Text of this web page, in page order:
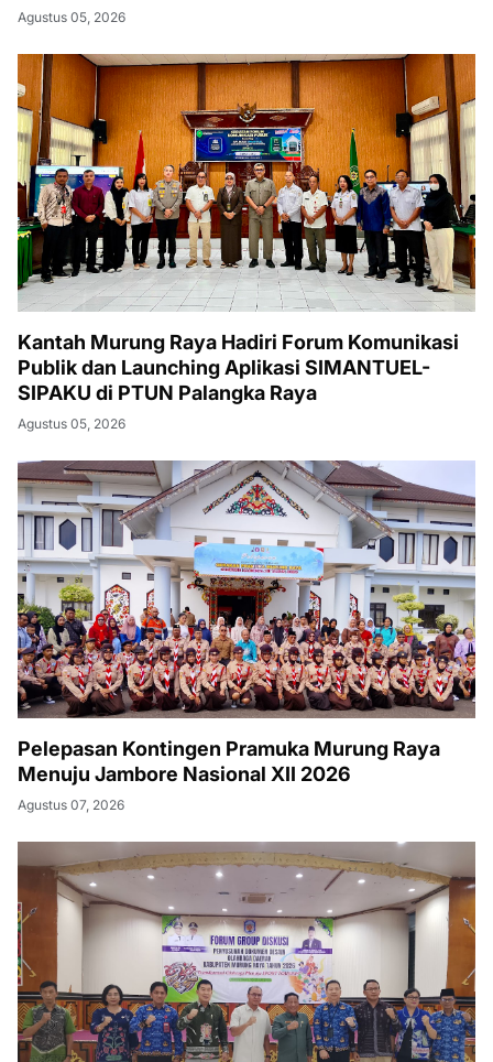
Agustus 05, 2026
Kantah Murung Raya Hadiri Forum Komunikasi
Publik dan Launching Aplikasi SIMANTUEL-
SIPAKU di PTUN Palangka Raya
Agustus 05, 2026
Pelepasan Kontingen Pramuka Murung Raya
Menuju Jambore Nasional XII 2026
Agustus 07, 2026